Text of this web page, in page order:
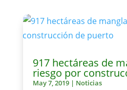
917 hectáreas de
riesgo por
May 7, 2019| Noticias